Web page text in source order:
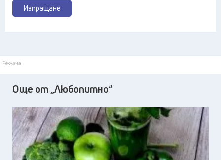
Изпращане
Реклама
Още от „Любопитно“